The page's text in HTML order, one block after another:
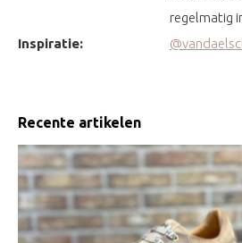
regelmatig
Inspiratie:
Recente artikelen